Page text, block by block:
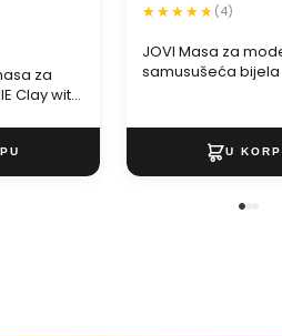
za
Clay with
JOVI Masa za
samusušeća bijela
(4)